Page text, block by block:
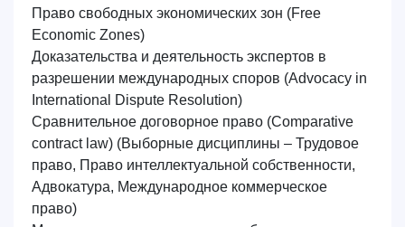
Право свободных экономических зон (Free
Economic Zones)
Доказательства и деятельность экспертов в
разрешении международных споров (Advocacy in
International Dispute Resolution)
Сравнительное договорное право (Comparative
contract law) (Выборные дисциплины – Трудовое
право, Право интеллектуальной собственности,
Адвокатура, Международное коммерческое
право)